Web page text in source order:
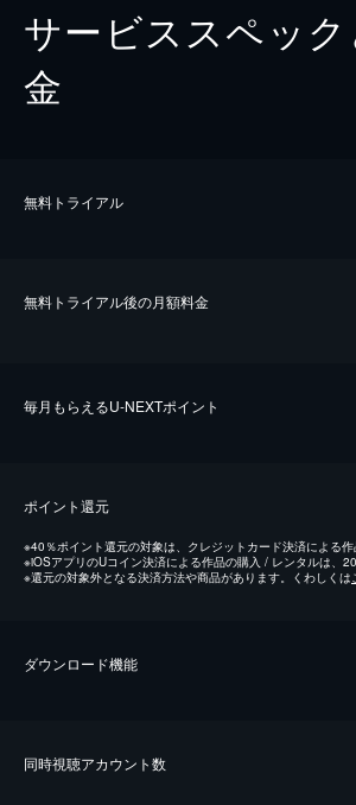
サービススペッ
金
無料トライアル
無料トライアル後の⽉額料金
毎⽉もらえるU-NEXTポイント
ポイント還元
※40％ポイント還元の対象は、クレジットカード決済による作
※iOSアプリのUコイン決済による作品の購入 / レンタルは、
※還元の対象外となる決済方法や商品があります。くわしくは
ダウンロード機能
同時視聴アカウント数